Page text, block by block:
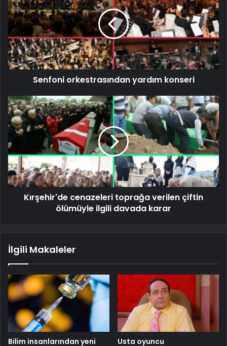
Senfoni orkestrasından yardım konseri
Kırşehir'de cenazeleri toprağa verilen çiftin
ölümüyle ilgili davada karar
İlgili Makaleler
Bilim insanlarından yeni
Usta oyuncu